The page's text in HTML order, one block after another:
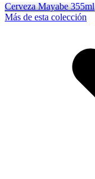
Cerveza Mayabe 355ml
Más de esta colección